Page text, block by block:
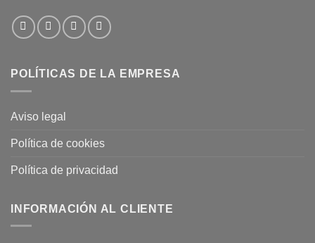
POLÍTICAS DE LA EMPRESA
Aviso legal
Política de cookies
Política de privacidad
INFORMACIÓN AL CLIENTE